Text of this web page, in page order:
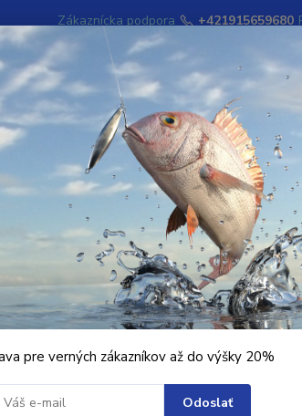
Hľadať
Zákaznícka podpora +421915659680
záberu Kempingový
Ohodnotiť
pre verných zákazníkov až do výšky 20%
Odoslať